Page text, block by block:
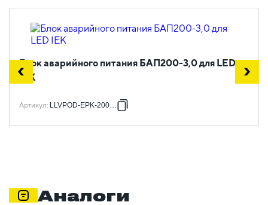
Блок аварийного питания БАП200-3,0 для LED
IEK
Артикул: LLVPOD-EPK-200-3H
Аналоги